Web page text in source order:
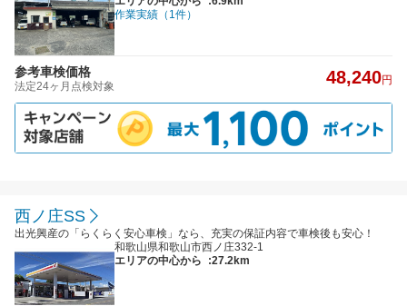
作業実績（1件）
参考車検価格
法定24ヶ月点検対象 48,240円
西ノ庄SS
出光興産の「らくらく安心車検」なら、充実の保証内容で車検後も安心！
和歌山県和歌山市西ノ庄332-1
エリアの中心から
:27.2km